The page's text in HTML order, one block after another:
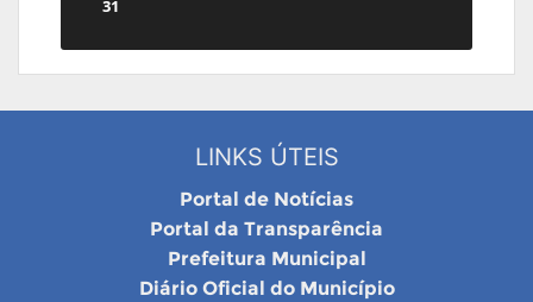
31
LINKS ÚTEIS
Portal de Notícias
Portal da Transparência
Prefeitura Municipal
Diário Oficial do Município